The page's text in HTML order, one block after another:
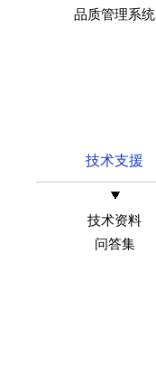
品质管理系统
技术支援
技术资料
问答集